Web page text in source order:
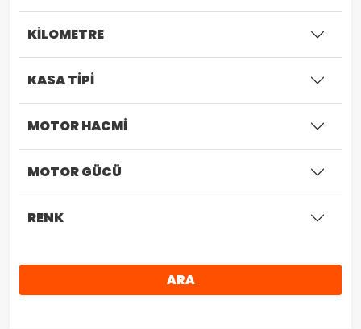
KİLOMETRE
KASA TİPİ
MOTOR HACMİ
MOTOR GÜCÜ
RENK
ARA